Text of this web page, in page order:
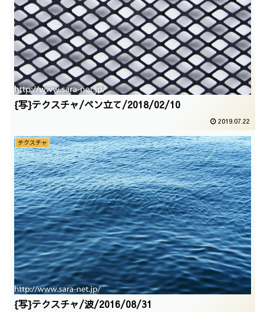
{写}テクスチャ/ペン立て/2018/02/10
2019.07.22
テクスチャ
{写}テクスチャ/波/2016/08/31